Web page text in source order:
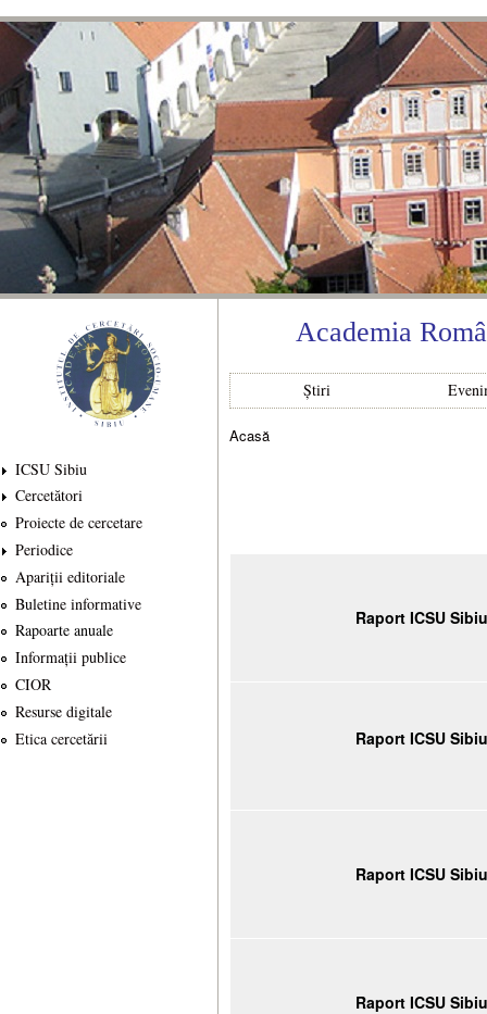
ICSU Sibiu
Cercetători
Proiecte de cercetare
Periodice
Apariții editoriale
Buletine informative
Rapoarte anuale
Informații publice
CIOR
Resurse digitale
Etica cercetării
Academia
Știri
Acasă
Raport ICSU
Raport ICSU
Raport ICSU
Raport ICSU